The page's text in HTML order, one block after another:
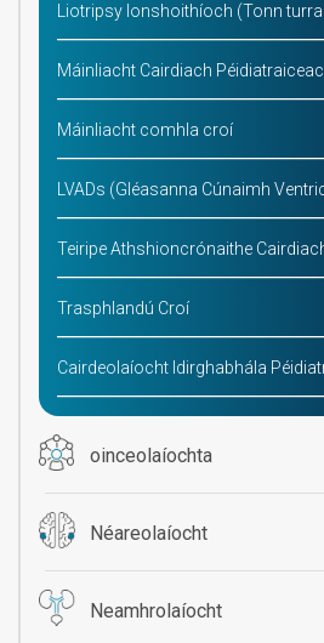
Liotripsy Ionshoithíoch (Tonn
Máinliacht Cairdiach
Máinliacht comhla croí
LVADs (Gléasanna Cúnaimh
Teiripe Athshioncrónaithe Cairdiach
Trasphlandú Croí
Cairdeolaíocht Idirghabhála
oinceolaíochta
Néareolaíocht
Neamhrolaíocht